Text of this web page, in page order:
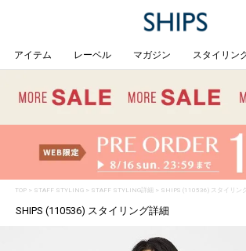
アイテム レーベル マガジン スタイリン
TOP> STAFF STYLING> STAFF STYLING詳細 > SHIPS (110536) スタイリン
SHIPS (110536) スタイリング詳細